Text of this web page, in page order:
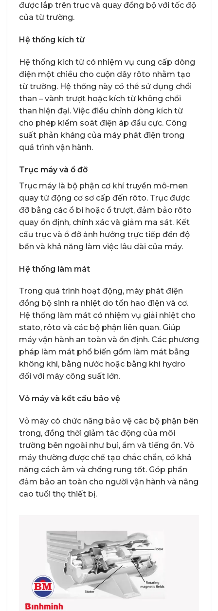
được lắp trên trục và quay đồng bộ với tốc độ
của từ trường.
Hệ thống kích từ
Hệ thống kích từ có nhiệm vụ cung cấp dòng
điện một chiều cho cuộn dây rôto nhằm tạo
từ trường. Hệ thống này có thể sử dụng chổi
than – vành trượt hoặc kích từ không chổi
than hiện đại. Việc điều chỉnh dòng kích từ
cho phép kiểm soát điện áp đầu cực. Công
suất phản kháng của máy phát điện trong
quá trình vận hành.
Trục máy và ổ đỡ
Trục máy là bộ phận cơ khí truyền mô-men
quay từ động cơ sơ cấp đến rôto. Trục được
đỡ bằng các ổ bi hoặc ổ trượt, đảm bảo rôto
quay ổn định, chính xác và giảm ma sát. Kết
cấu trục và ổ đỡ ảnh hưởng trực tiếp đến độ
bền và khả năng làm việc lâu dài của máy.
Hệ thống làm mát
Trong quá trình hoạt động, máy phát điện
đồng bộ sinh ra nhiệt do tổn hao điện và cơ.
Hệ thống làm mát có nhiệm vụ giải nhiệt cho
stato, rôto và các bộ phận liên quan. Giúp
máy vận hành an toàn và ổn định. Các phương
pháp làm mát phổ biến gồm làm mát bằng
không khí, bằng nước hoặc bằng khí hydro
đối với máy công suất lớn.
Vỏ máy và kết cấu bảo vệ
Vỏ máy có chức năng bảo vệ các bộ phận bên
trong, đồng thời giảm tác động của môi
trường bên ngoài như bụi, ẩm và tiếng ồn. Vỏ
máy thường được chế tạo chắc chắn, có khả
năng cách âm và chống rung tốt. Góp phần
đảm bảo an toàn cho người vận hành và nâng
cao tuổi thọ thiết bị.